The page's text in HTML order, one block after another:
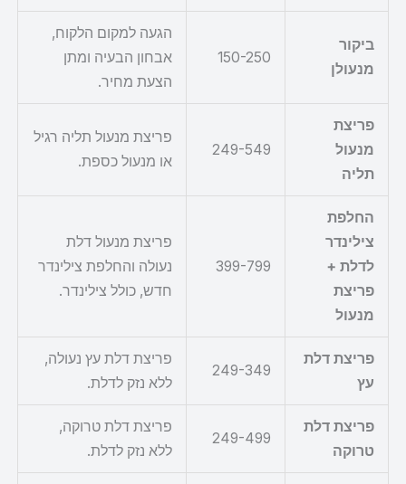
ביקור
מנעולן
150-250
הגעה למקום הלקוח,
אבחון הבעיה ומתן
הצעת מחיר.
פריצת
מנעול
תליה
249-549
פריצת מנעול תליה רגיל
או מנעול כספת.
החלפת
צילינדר
לדלת +
פריצת
מנעול
399-799
פריצת מנעול דלת
נעולה והחלפת צילינדר
חדש, כולל צילינדר.
פריצת דלת
עץ
249-349
פריצת דלת עץ נעולה,
ללא נזק לדלת.
פריצת דלת
טרוקה
249-499
פריצת דלת טרוקה,
ללא נזק לדלת.